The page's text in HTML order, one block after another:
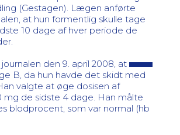
(Gestagen). Lægen anførte
at hun formentlig skulle tage
10 dage af hver periode de
den 9. april 2008, at
B, da hun havde det skidt med
valgte at øge dosisen af
mg de sidste 4 dage. Han målte
blodprocent, som var normal (hb